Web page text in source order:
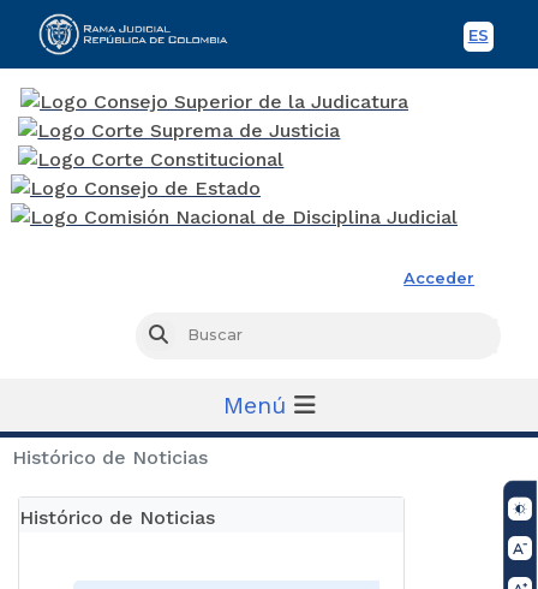
ES
Acceder
Buscar
Menú
Histórico de Noticias
Histórico de Noticias